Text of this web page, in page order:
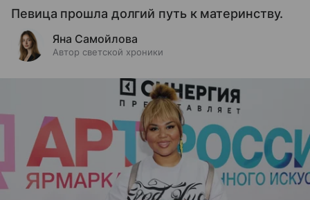
Певица прошла долгий путь к материнству.
Яна Самойлова
Автор светской хроники